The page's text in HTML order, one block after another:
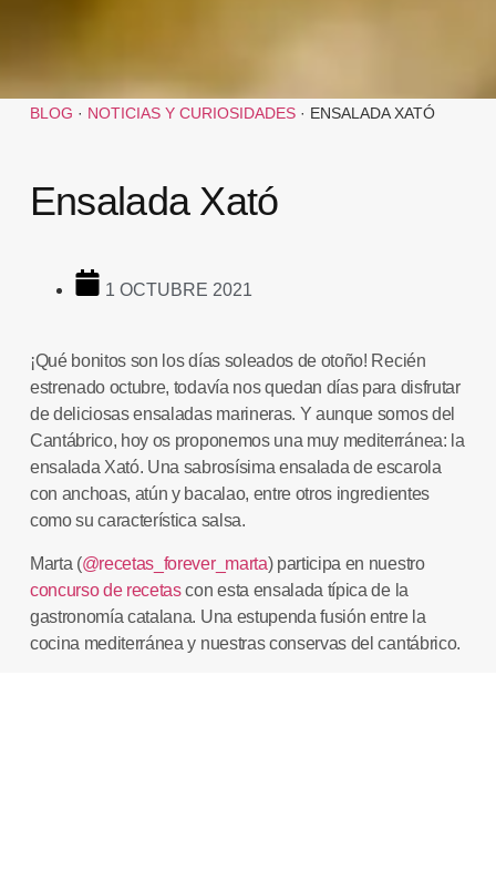
BLOG · NOTICIAS Y CURIOSIDADES· ENSALADA XATÓ
Ensalada Xató
1 OCTUBRE 2021
¡Qué bonitos son los días soleados de otoño! Recién
estrenado octubre, todavía nos quedan días para disfrutar
de deliciosas ensaladas marineras. Y aunque somos del
Cantábrico, hoy os proponemos una muy mediterránea: la
ensalada Xató. Una sabrosísima ensalada de escarola
con anchoas, atún y bacalao, entre otros ingredientes
como su característica salsa.
Marta (@recetas_forever_marta) participa en nuestro
concurso de recetascon esta ensalada típica de la
gastronomía catalana. Una estupenda fusión entre la
cocina mediterránea y nuestrasconservas del cantábrico.